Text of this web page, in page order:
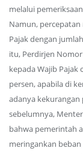
melalui
Namun,
Pajak dengan
itu, Perdirjen Nomor
kepada Wajib Pajak
persen, apabila di
adanya kekurangan
sebelumnya,
bahwa pemerintah
meringankan